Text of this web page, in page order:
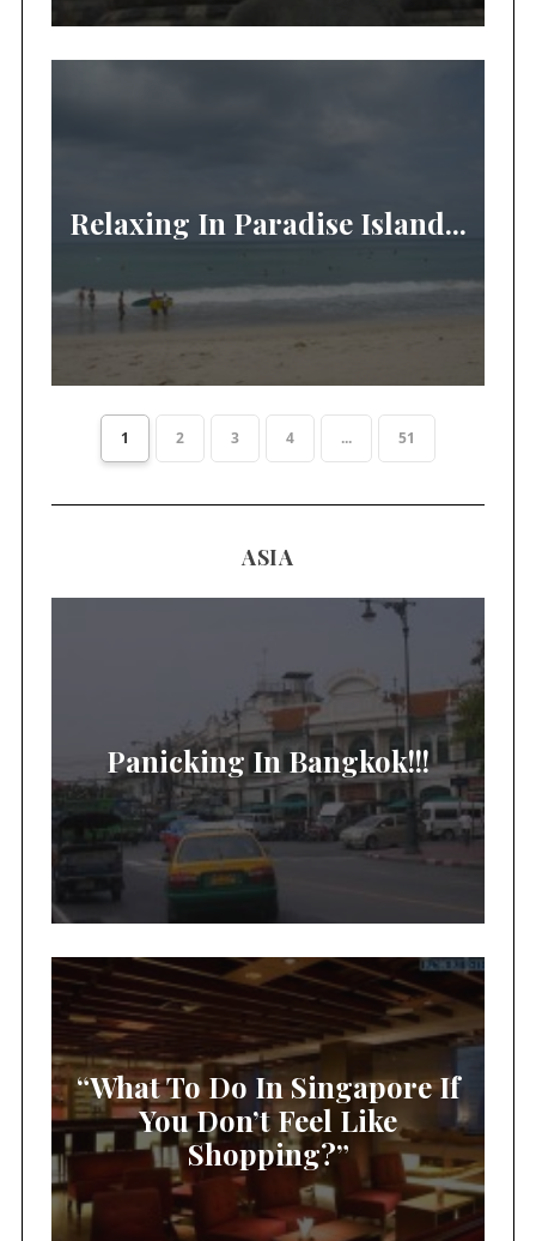
Relaxing In Paradise Island...
1 2 3 4 ... 51
ASIA
Panicking In Bangkok!!!
“What To Do In Singapore If
You Don’t Feel Like
Shopping?”